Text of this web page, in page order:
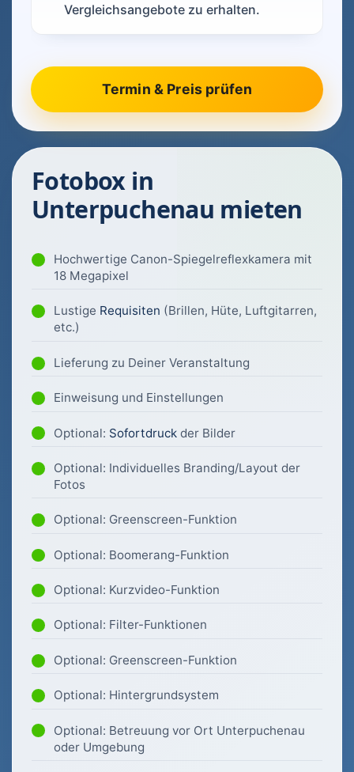
Vergleichsangebote zu erhalten.
Fotobox in
Unterpuchenau mieten
Hochwertige Canon-Spiegelreflexkamera mit
18 Megapixel
Lustige Requisiten (Brillen, Hüte, Luftgitarren,
etc.)
Lieferung zu Deiner Veranstaltung
Einweisung und Einstellungen
Optional: Sofortdruck der Bilder
Optional: Individuelles Branding/Layout der
Fotos
Optional: Greenscreen-Funktion
Optional: Boomerang-Funktion
Optional: Kurzvideo-Funktion
Optional: Filter-Funktionen
Optional: Greenscreen-Funktion
Optional: Hintergrundsystem
Optional: Betreuung vor Ort Unterpuchenau
oder Umgebung